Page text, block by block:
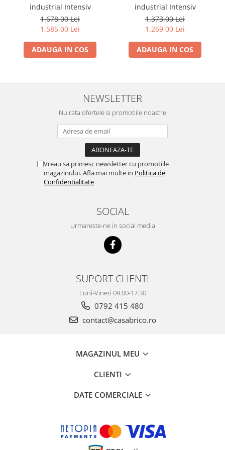
Motocoase
Motoferastraie
Atomizoare si pulverizatoare
Motoburghie
Solutii depozitare
Cutii depozitare
Mobilier gradina
Set mobilier gradina
Ciocane rotopercutoare
Ciocane demolatoare
Masini de gaurit cu percutie
Masini de insurubat cu impact
industrial Intensiv
1.678,00 Lei
1.585,00 Lei
ADAUGA IN COS
industrial Intensiv
1.373,00 Lei
1.269,00 Lei
ADAUGA IN COS
NEWSLETTER
Nu rata ofertele si promotiile noastre
Vreau sa primesc newsletter cu promotiile
magazinului. Afla mai multe in Politica de
Confidentialitate
SOCIAL
Urmareste-ne in social media
SUPORT CLIENTI
Luni-Vineri 09.00-17.30
0792 415 480
contact@casabrico.ro
MAGAZINUL MEU
CLIENTI
DATE COMERCIALE